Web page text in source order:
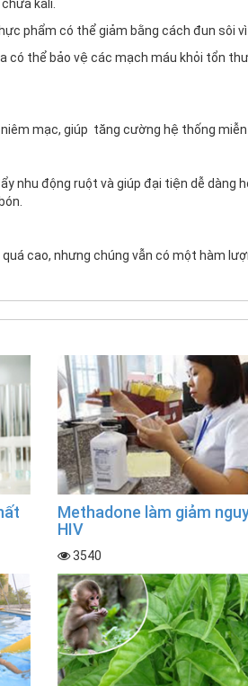
kali.
phẩm có thể giảm bằng cách đun sôi
có thể bảo vệ các mạch máu khỏi tổn
mạc, giúp tăng cường hệ thống miễn
nhu động ruột và giúp đại tiện dễ dàng
quá cao, nhưng chúng vẫn có một hàm
Methadone làm giảm
HIV
3540